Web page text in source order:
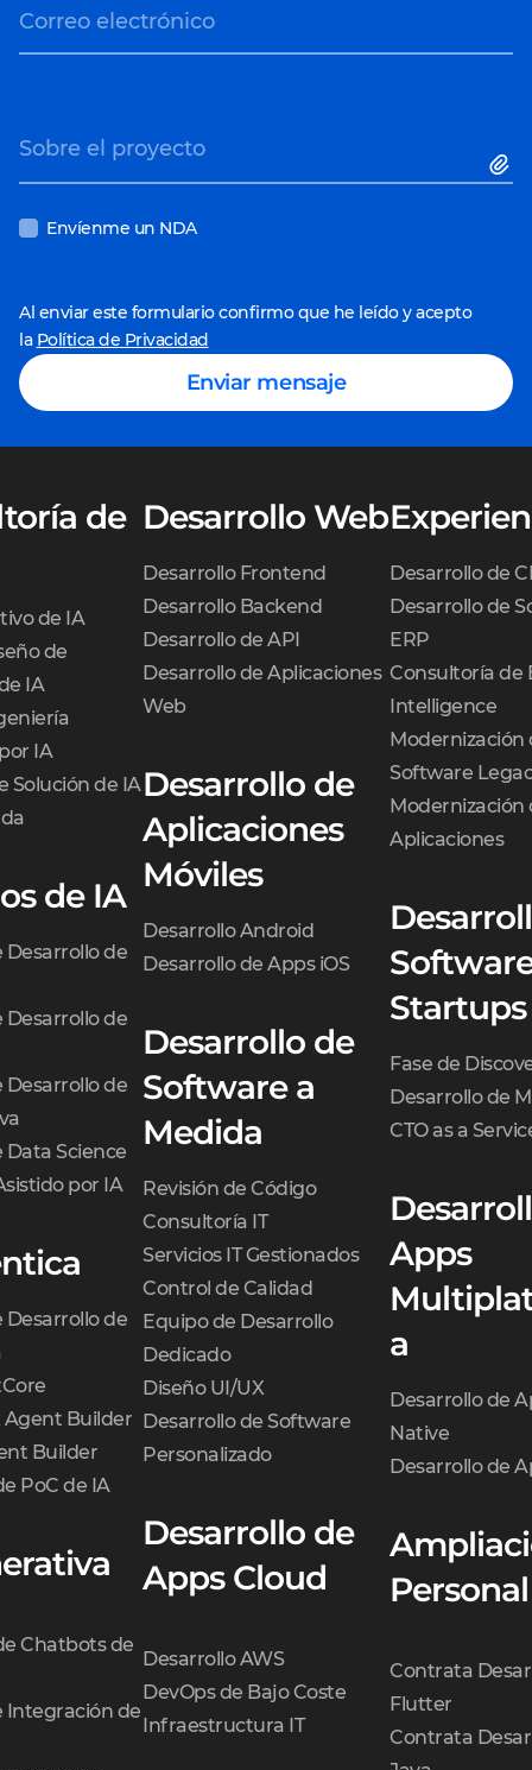
Correo electrónico
Sobre el proyecto
Envíenme un NDA
Al enviar este formulario confirmo que he leído y acepto
la Política de Privacidad
Enviar mensaje
de
de IA
de
IA
IA
Solución de IA
de IA
Desarrollo de
Desarrollo de
Desarrollo de
Data Science
por IA
Desarrollo de
Agent Builder
Builder
PoC de IA
Chatbots de
Integración de
Desarrollo Web
Desarrollo Frontend
Desarrollo Backend
Desarrollo de API
Desarrollo de Aplicaciones
Web
Desarrollo de
Aplicaciones
Móviles
Desarrollo Android
Desarrollo de Apps iOS
Desarrollo de
Software a
Medida
Revisión de Código
Consultoría IT
Servicios IT Gestionados
Control de Calidad
Equipo de Desarrollo
Dedicado
Diseño UI/UX
Desarrollo de Software
Personalizado
Desarrollo de
Apps Cloud
Desarrollo AWS
DevOps de Bajo Coste
Infraestructura IT
Desarrollo de
Desarrollo de
ERP
Consultoría de
Intelligence
Modernización
Software
Modernización
Aplicaciones
Startups
Fase de
Desarrollo de
CTO as a
Apps
a
Desarrollo de
Native
Desarrollo de
Contrata
Flutter
Contrata